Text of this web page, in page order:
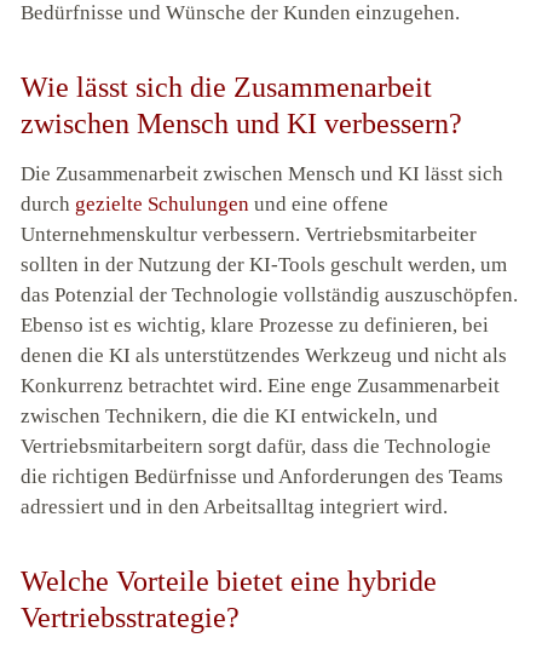
Bedürfnisse und Wünsche der Kunden einzugehen.
Wie lässt sich die Zusammenarbeit
zwischen Mensch und KI verbessern?
Die Zusammenarbeit zwischen Mensch und KI lässt sich
durch gezielte Schulungen und eine offene
Unternehmenskultur verbessern. Vertriebsmitarbeiter
sollten in der Nutzung der KI-Tools geschult werden, um
das Potenzial der Technologie vollständig auszuschöpfen.
Ebenso ist es wichtig, klare Prozesse zu definieren, bei
denen die KI als unterstützendes Werkzeug und nicht als
Konkurrenz betrachtet wird. Eine enge Zusammenarbeit
zwischen Technikern, die die KI entwickeln, und
Vertriebsmitarbeitern sorgt dafür, dass die Technologie
die richtigen Bedürfnisse und Anforderungen des Teams
adressiert und in den Arbeitsalltag integriert wird.
Welche Vorteile bietet eine hybride
Vertriebsstrategie?